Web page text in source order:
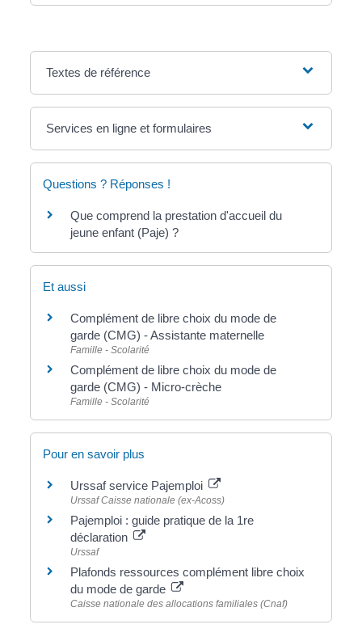
Textes de référence
Services en ligne et formulaires
Questions ? Réponses !
Que comprend la prestation d'accueil du
jeune enfant (Paje) ?
Et aussi
Complément de libre choix du mode de
garde (CMG) - Assistante maternelle
Famille - Scolarité
Complément de libre choix du mode de
garde (CMG) - Micro-crèche
Famille - Scolarité
Pour en savoir plus
Urssaf service Pajemploi
Urssaf Caisse nationale (ex-Acoss)
Pajemploi : guide pratique de la 1re
déclaration
Urssaf
Plafonds ressources complément libre choix
du mode de garde
Caisse nationale des allocations familiales (Cnaf)